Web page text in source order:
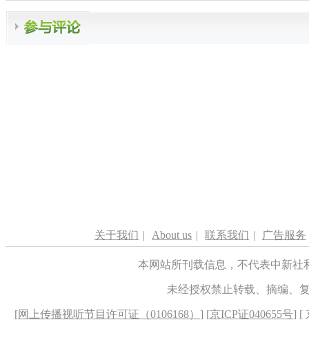
关于我们 | About us | 联系我们 | 广告服务
本网站所刊载信息，不代表中新
未经授权禁止转载、摘编、
[网上传播视听节目许可证（0106168） ] [京ICP证040655号] [